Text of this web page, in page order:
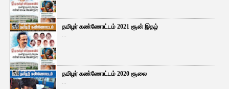
தமிழர் கண்ணோட்டம் 2021 சூன் இதழ்
...
தமிழர் கண்ணோட்டம் 2020 சூலை
...